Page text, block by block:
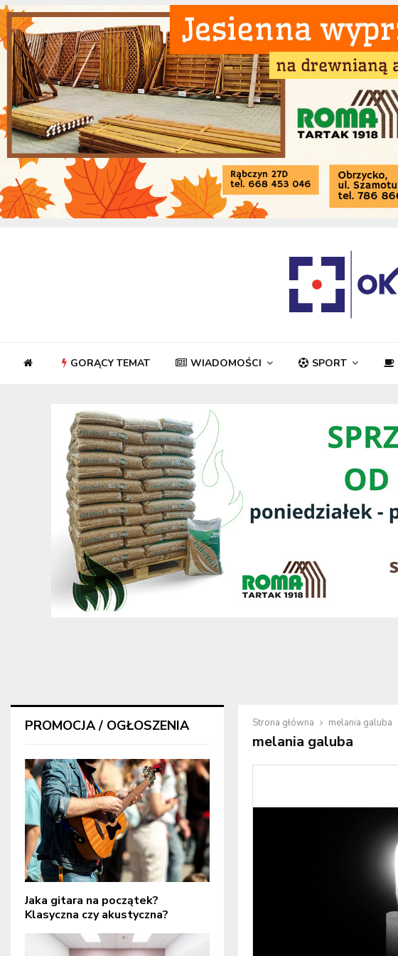
GORĄCY TEMAT WIADOMOŚCI SPORT
Strona główna melania galuba
melania galuba
PROMOCJA / OGŁOSZENIA
Jaka gitara na początek?
Klasyczna czy akustyczna?